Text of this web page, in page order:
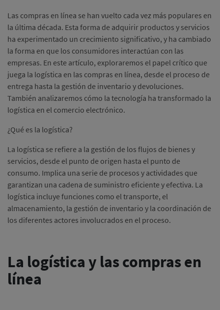
Las compras en línea se han vuelto cada vez más populares en
la última década. Esta forma de adquirir productos y servicios
ha experimentado un crecimiento significativo, y ha cambiado
la forma en que los consumidores interactúan con las
empresas. En este artículo, exploraremos el papel crítico que
juega la logística en las compras en línea, desde el proceso de
entrega hasta la gestión de inventario y devoluciones.
También analizaremos cómo la tecnología ha transformado la
logística en el comercio electrónico.
¿Qué es la logística?
La logística se refiere a la gestión de los flujos de bienes y
servicios, desde el punto de origen hasta el punto de
consumo. Implica una serie de procesos y actividades que
garantizan una cadena de suministro eficiente y efectiva. La
logística incluye funciones como el transporte, el
almacenamiento, la gestión de inventario y la coordinación de
los diferentes actores involucrados en el proceso.
La logística y las compras en
línea